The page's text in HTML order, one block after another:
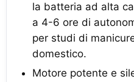
la batteria ad alta
a 4-6 ore di
per studi di
domestico.
Motore potente e